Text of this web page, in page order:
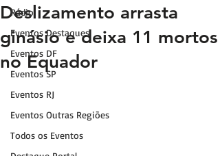
Rádio
Eventos Destaques
Eventos DF
Eventos SP
Eventos RJ
Eventos Outras Regiões
Todos os Eventos
Deslizamento arrasta
ginásio e deixa 11 mortos
no Equador